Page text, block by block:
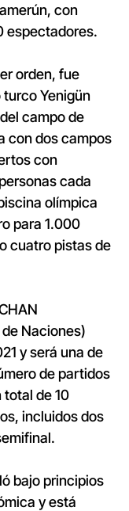
con
espectadores.
orden, fue
Yenigün
campo de
con dos campos
con
cada
olímpica
para 1.000
cuatro pistas de
Naciones)
y será una de
de partidos
total de 10
incluidos dos
bajo principios
y está